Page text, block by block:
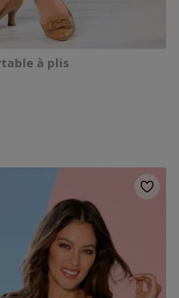
à plis